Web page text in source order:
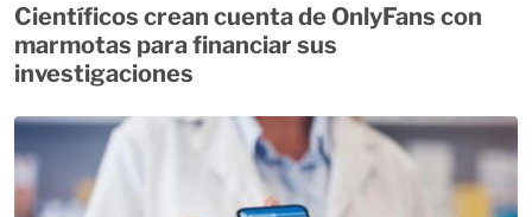
Científicos crean cuenta de OnlyFans con
marmotas para financiar sus
investigaciones